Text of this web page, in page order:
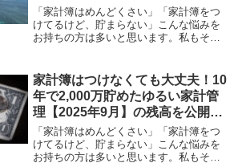
紹介します。
「家計簿はめんどくさい」「家計簿をつ
けてるけど、貯まらない」こんな悩みを
お持ちの方は多いと思います。私もそう
前、月に１回残高を管理する『残高管理
法』に変えたことで貯蓄...
家計簿はつけなくても大丈夫！10
年で2,000万貯めたゆるい家計管
理【2025年9月】の残高を公開し
ます!
「家計簿はめんどくさい」「家計簿をつ
けてるけど、貯まらない」こんな悩みを
お持ちの方は多いと思います。私もそう